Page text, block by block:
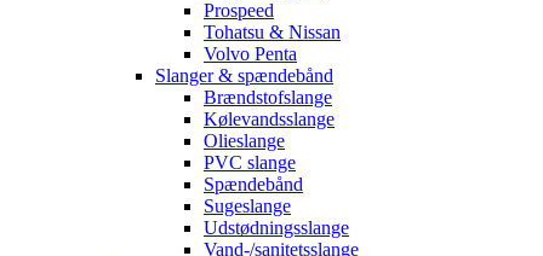
Prospeed
Tohatsu & Nissan
Volvo Penta
Slanger & spændebånd
Brændstofslange
Kølevandsslange
Olieslange
PVC slange
Spændebånd
Sugeslange
Udstødningsslange
Vand-/sanitetsslange